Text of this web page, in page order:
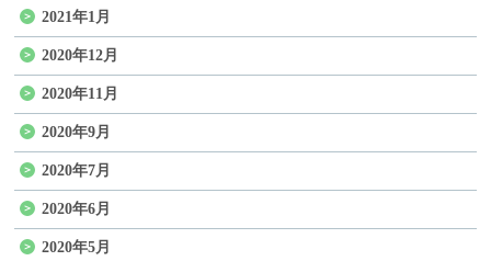
2021年1月
2020年12月
2020年11月
2020年9月
2020年7月
2020年6月
2020年5月